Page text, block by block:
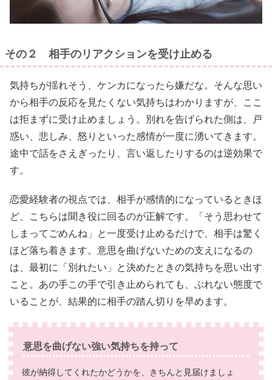
その２ 相手のリアクションを受け止める
気持ちが揺れそう、ケンカになったら嫌だな。そんな思い
から相手の反応を見たくない気持ちはわかりますが、ここ
は拒まずに受け止めましょう。別れを告げられた側は、戸
惑い、悲しみ、怒りといった感情が一度に湧いてきます。
途中で話をさえぎったり、言い返したりするのは逆効果で
す。
恋愛経験者の視点では、相手が感情的になっているときほ
ど、こちらは聞き役に回るのが正解です。「そう思わせて
しまってごめんね」と一度受け止めるだけで、相手は驚く
ほど落ち着きます。意思を曲げないための支えになるの
は、最初に「別れたい」と決めたときの気持ちを思い出す
こと。あの手この手で引き止められても、ぶれない態度で
いることが、結果的に相手の踏ん切りを早めます。
意思を曲げない強い気持ちを持って
彼が納得してくれたかどうかを、きちんと見届けましょ